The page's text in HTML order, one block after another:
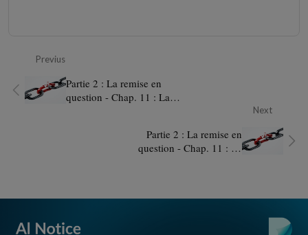
Previus
Partie 2 : La remise en
question - Chap. 11 : La
Next
Partie 2 : La remise en
question - Chap. 11 : La